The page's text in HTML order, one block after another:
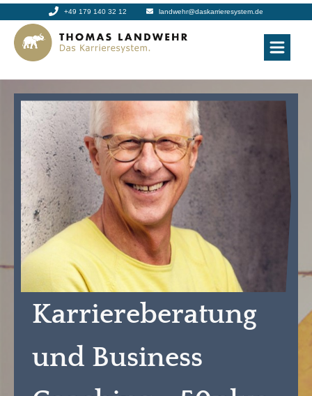
+49 179 140 32 12 landwehr@daskarrieresystem.de
Karriereberatung
und Business